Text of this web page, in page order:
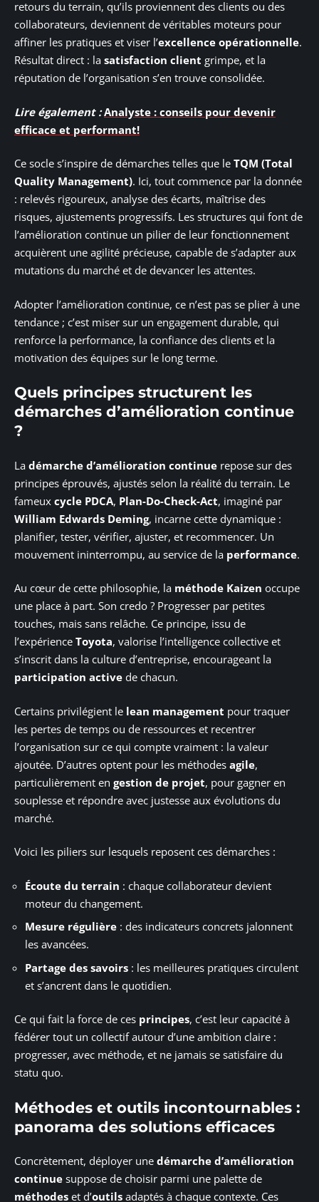
retours du terrain, qu’ils proviennent des clients ou des
collaborateurs, deviennent de véritables moteurs pour
affiner les pratiques et viser l’excellence opérationnelle.
Résultat direct : la satisfaction client grimpe, et la
réputation de l’organisation s’en trouve consolidée.
Lire également : Analyste : conseils pour devenir
efficace et performant!
Ce socle s’inspire de démarches telles que le TQM (Total
Quality Management). Ici, tout commence par la donnée
: relevés rigoureux, analyse des écarts, maîtrise des
risques, ajustements progressifs. Les structures qui font de
l’amélioration continue un pilier de leur fonctionnement
acquièrent une agilité précieuse, capable de s’adapter aux
mutations du marché et de devancer les attentes.
Adopter l’amélioration continue, ce n’est pas se plier à une
tendance ; c’est miser sur un engagement durable, qui
renforce la performance, la confiance des clients et la
motivation des équipes sur le long terme.
Quels principes structurent les
démarches d’amélioration continue
?
La démarche d’amélioration continue repose sur des
principes éprouvés, ajustés selon la réalité du terrain. Le
fameux cycle PDCA, Plan-Do-Check-Act, imaginé par
William Edwards Deming, incarne cette dynamique :
planifier, tester, vérifier, ajuster, et recommencer. Un
mouvement ininterrompu, au service de la performance.
Au cœur de cette philosophie, la méthode Kaizen occupe
une place à part. Son credo ? Progresser par petites
touches, mais sans relâche. Ce principe, issu de
l’expérience Toyota, valorise l’intelligence collective et
s’inscrit dans la culture d’entreprise, encourageant la
participation active de chacun.
Certains privilégient le lean management pour traquer
les pertes de temps ou de ressources et recentrer
l’organisation sur ce qui compte vraiment : la valeur
ajoutée. D’autres optent pour les méthodes agile,
particulièrement en gestion de projet, pour gagner en
souplesse et répondre avec justesse aux évolutions du
marché.
Voici les piliers sur lesquels reposent ces démarches :
Écoute du terrain : chaque collaborateur devient
moteur du changement.
Mesure régulière : des indicateurs concrets jalonnent
les avancées.
Partage des savoirs : les meilleures pratiques circulent
et s’ancrent dans le quotidien.
Ce qui fait la force de ces principes, c’est leur capacité à
fédérer tout un collectif autour d’une ambition claire :
progresser, avec méthode, et ne jamais se satisfaire du
statu quo.
Méthodes et outils incontournables :
panorama des solutions efficaces
Concrètement, déployer une démarche d’amélioration
continue suppose de choisir parmi une palette de
méthodes et d’outils adaptés à chaque contexte. Ces